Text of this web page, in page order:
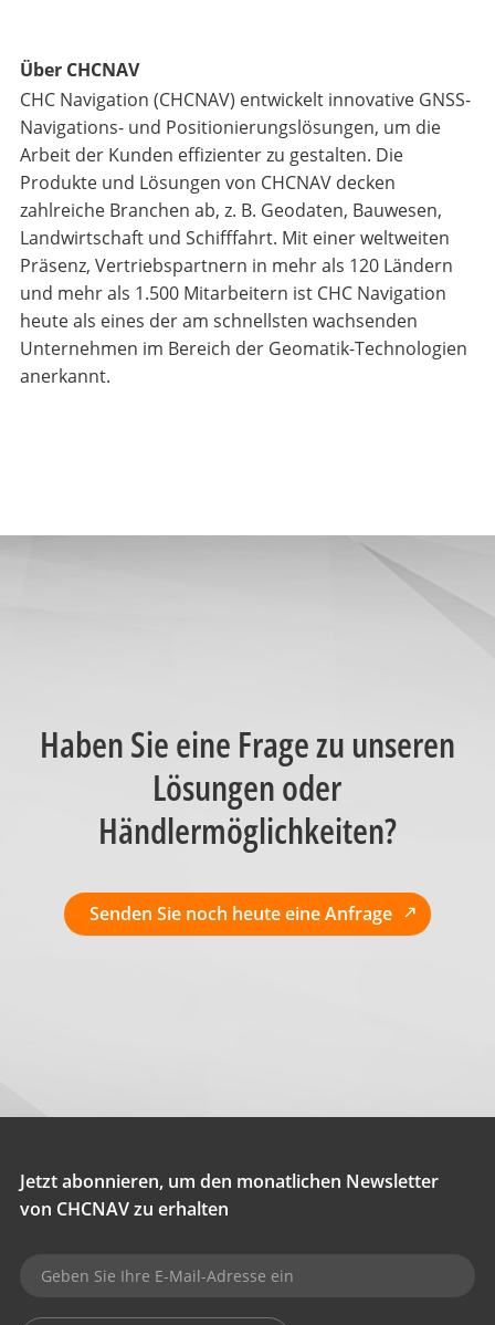
Über CHCNAV
CHC Navigation (CHCNAV) entwickelt innovative GNSS-
Navigations- und Positionierungslösungen, um die
Arbeit der Kunden effizienter zu gestalten. Die
Produkte und Lösungen von CHCNAV decken
zahlreiche Branchen ab, z. B. Geodaten, Bauwesen,
Landwirtschaft und Schifffahrt. Mit einer weltweiten
Präsenz, Vertriebspartnern in mehr als 120 Ländern
und mehr als 1.500 Mitarbeitern ist CHC Navigation
heute als eines der am schnellsten wachsenden
Unternehmen im Bereich der Geomatik-Technologien
anerkannt.
Haben Sie eine Frage zu unseren
Lösungen oder
Händlermöglichkeiten?
Senden Sie noch heute eine Anfrage
Jetzt abonnieren, um den monatlichen Newsletter
von CHCNAV zu erhalten